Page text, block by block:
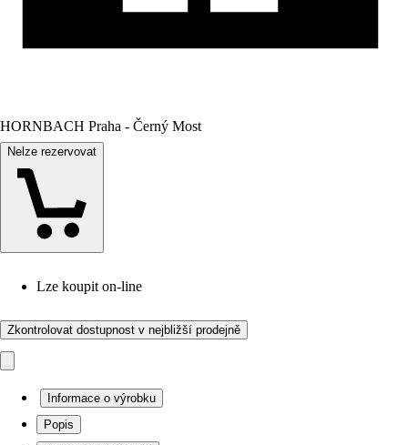
HORNBACH Praha - Černý Most
Nelze rezervovat
Lze koupit on-line
Zkontrolovat dostupnost v nejbližší prodejně
Informace o výrobku
Popis